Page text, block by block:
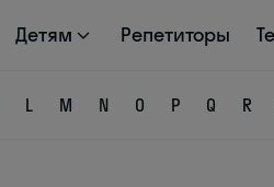
Детям Репетиторы
L M N O P Q R